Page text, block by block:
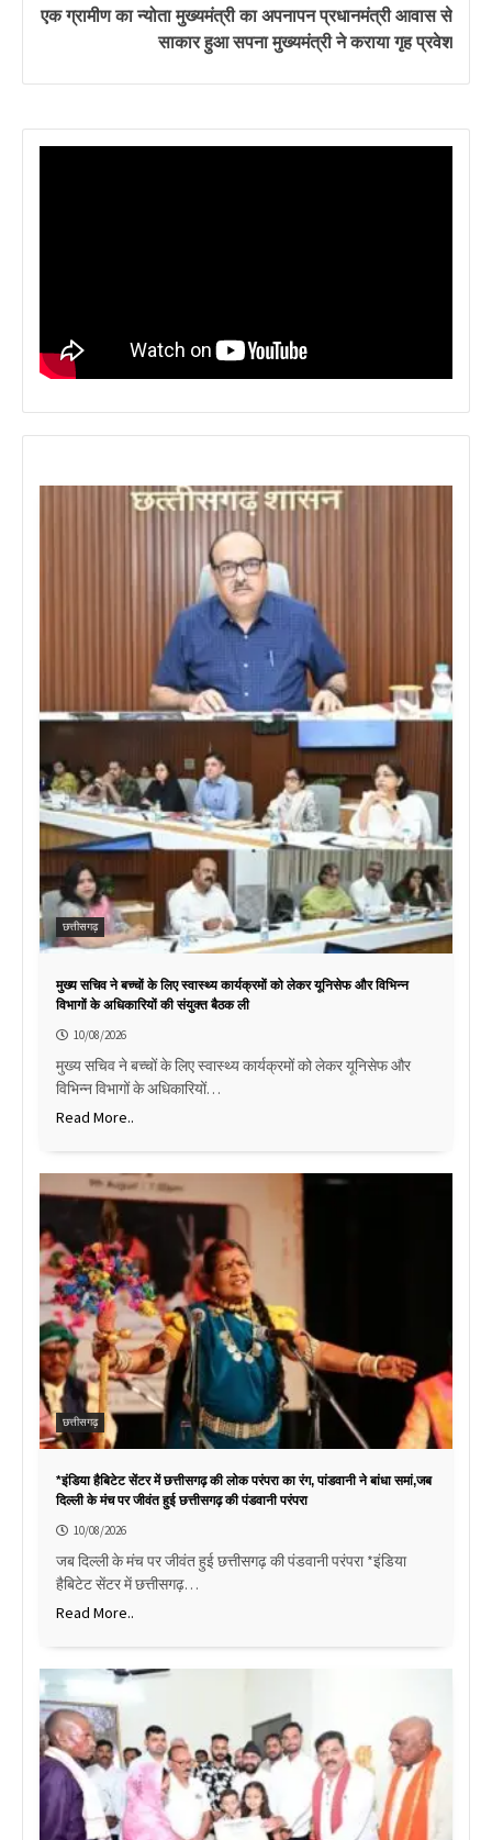
एक ग्रामीण का न्योता मुख्यमंत्री का अपनापन प्रधानमंत्री आवास से
साकार हुआ सपना मुख्यमंत्री ने कराया गृह प्रवेश
छत्तीसगढ़
मुख्य सचिव ने बच्चों के लिए स्वास्थ्य कार्यक्रमों को लेकर यूनिसेफ और विभिन्न
विभागों के अधिकारियों की संयुक्त बैठक ली
10/08/2026
मुख्य सचिव ने बच्चों के लिए स्वास्थ्य कार्यक्रमों को लेकर यूनिसेफ और
विभिन्न विभागों के अधिकारियों…
Read More..
छत्तीसगढ़
*इंडिया हैबिटेट सेंटर में छत्तीसगढ़ की लोक परंपरा का रंग, पांडवानी ने बांधा समां,जब
दिल्ली के मंच पर जीवंत हुई छत्तीसगढ़ की पंडवानी परंपरा
10/08/2026
जब दिल्ली के मंच पर जीवंत हुई छत्तीसगढ़ की पंडवानी परंपरा *इंडिया
हैबिटेट सेंटर में छत्तीसगढ़…
Read More..